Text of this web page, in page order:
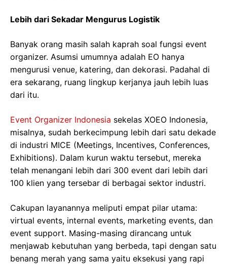
Lebih dari Sekadar Mengurus Logistik
Banyak orang masih salah kaprah soal fungsi event
organizer. Asumsi umumnya adalah EO hanya
mengurusi venue, katering, dan dekorasi. Padahal di
era sekarang, ruang lingkup kerjanya jauh lebih luas
dari itu.
Event Organizer Indonesia sekelas XOEO Indonesia,
misalnya, sudah berkecimpung lebih dari satu dekade
di industri MICE (Meetings, Incentives, Conferences,
Exhibitions). Dalam kurun waktu tersebut, mereka
telah menangani lebih dari 300 event dari lebih dari
100 klien yang tersebar di berbagai sektor industri.
Cakupan layanannya meliputi empat pilar utama:
virtual events, internal events, marketing events, dan
event support. Masing-masing dirancang untuk
menjawab kebutuhan yang berbeda, tapi dengan satu
benang merah yang sama yaitu eksekusi yang rapi